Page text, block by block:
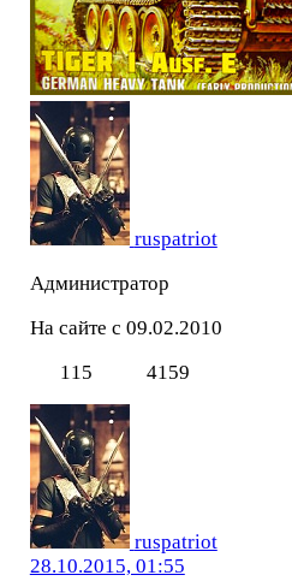
ruspatriot
Администратор
На сайте с 09.02.2010
115
4159
ruspatriot
28.10.2015, 01:55